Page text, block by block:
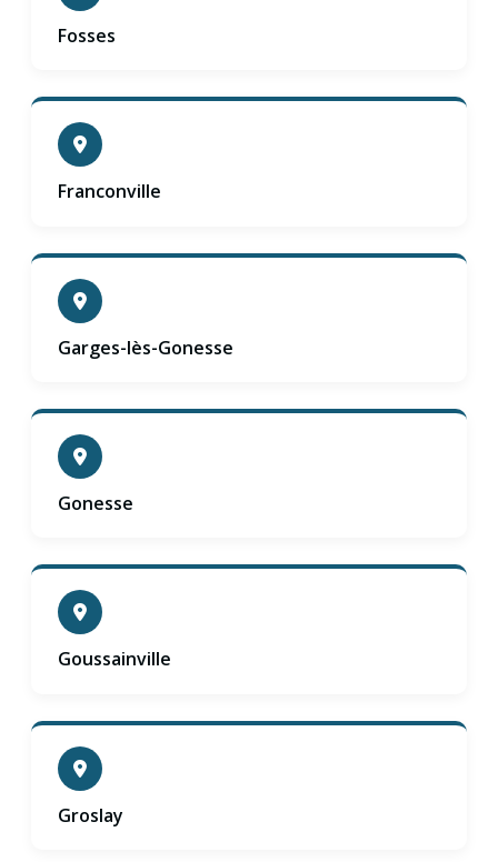
Fosses
Franconville
Garges-lès-Gonesse
Gonesse
Goussainville
Groslay